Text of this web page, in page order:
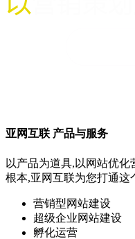
亚网互联 产品与服务
以产品为道具,以网站优
根本,亚网互联为您打通这
营销型网站建设
超级企业网站建设
孵化运营